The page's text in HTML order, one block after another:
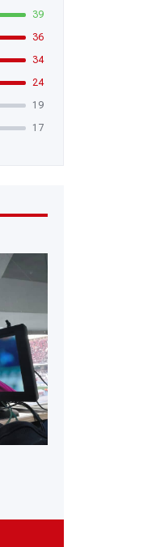
39
36
34
24
19
17
à lUSMA